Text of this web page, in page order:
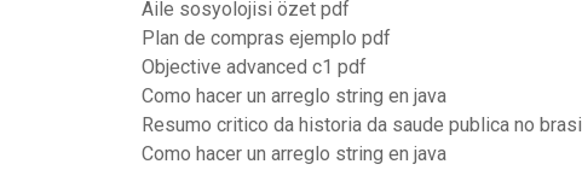
Aile sosyolojisi özet pdf
Plan de compras ejemplo pdf
Objective advanced c1 pdf
Como hacer un arreglo string en java
Resumo critico da historia da saude publica no
Como hacer un arreglo string en java